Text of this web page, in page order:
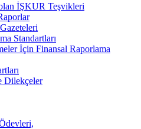
İŞKUR Teşvikleri
Standartları
İçin Finansal Raporlama
Dilekçeler